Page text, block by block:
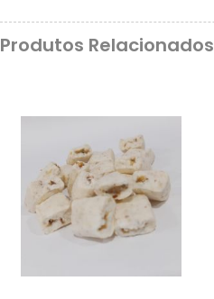
Produtos Relacionados